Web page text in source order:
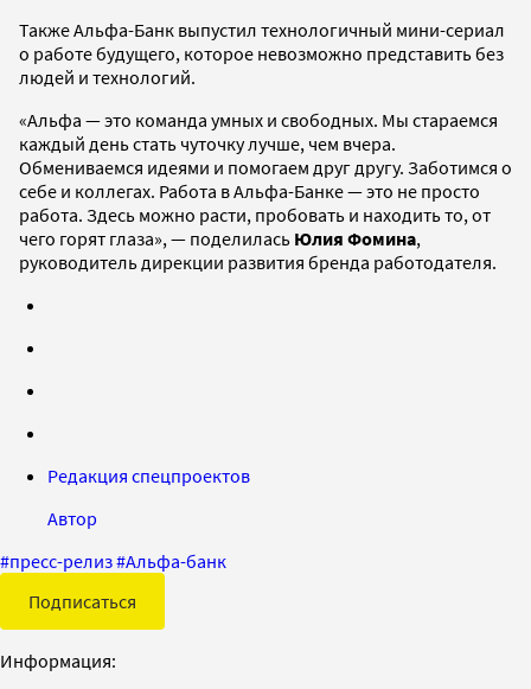
Также Альфа-Банк выпустил технологичный мини-сериал
о работе будущего, которое невозможно представить без
людей и технологий.
«Альфа — это команда умных и свободных. Мы стараемся
каждый день стать чуточку лучше, чем вчера.
Обмениваемся идеями и помогаем друг другу. Заботимся о
себе и коллегах. Работа в Альфа-Банке — это не просто
работа. Здесь можно расти, пробовать и находить то, от
чего горят глаза», — поделилась Юлия Фомина,
руководитель дирекции развития бренда работодателя.
Редакция спецпроектов
Автор
#пресс-релиз#Альфа-банк
Подписаться
Информация: